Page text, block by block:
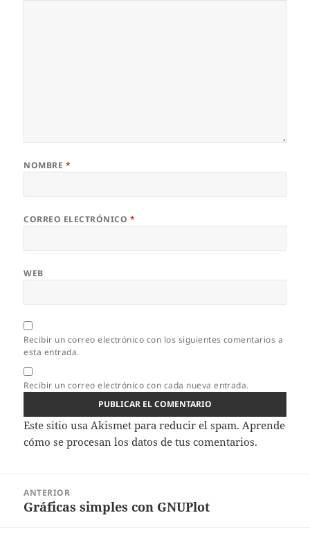
NOMBRE *
CORREO ELECTRÓNICO *
WEB
Recibir un correo electrónico con los siguientes comentarios a
esta entrada.
Recibir un correo electrónico con cada nueva entrada.
Este sitio usa Akismet para reducir el spam. Aprende
cómo se procesan los datos de tus comentarios.
entradas
ANTERIOR
Entrada
Gráficas simples con GNUPlot